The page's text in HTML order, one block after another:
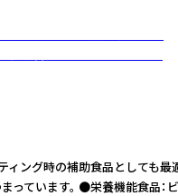
時の補助食品とし
ます。 ●栄養機能食